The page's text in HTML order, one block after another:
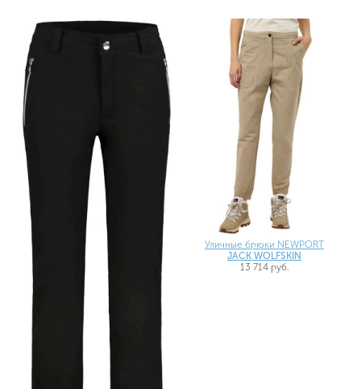
Уличные брюки NEWPORT
JACK WOLFSKIN
13 714 руб.